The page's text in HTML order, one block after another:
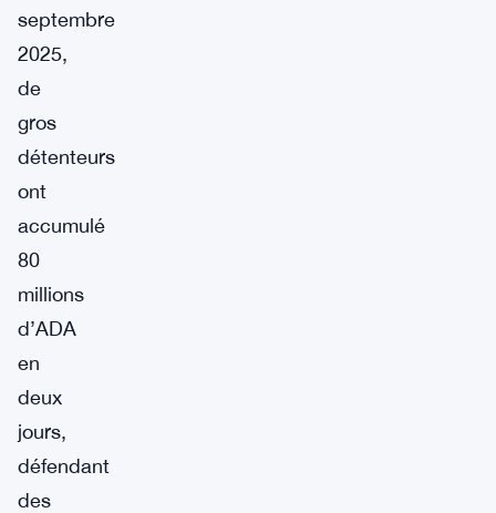
septembre
2025,
de
gros
détenteurs
ont
accumulé
80
millions
d’ADA
en
deux
jours,
défendant
des